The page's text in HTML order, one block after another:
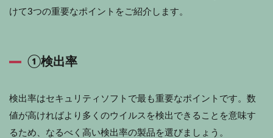
けて3つの重要なポイントをご紹介します。
①検出率
検出率はセキュリティソフトで最も重要なポイントです。数
値が高ければより多くのウイルスを検出できることを意味す
るため、なるべく高い検出率の製品を選びましょう。